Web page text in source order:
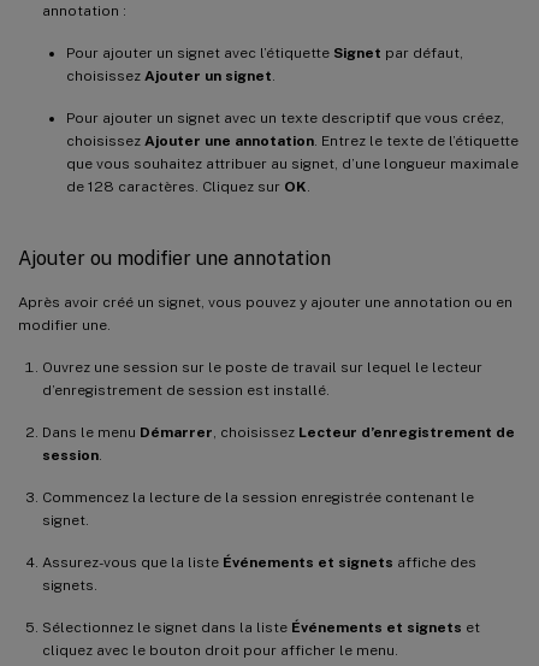
annotation :
Pour ajouter un signet avec l’étiquette Signet par défaut,
choisissez Ajouter un signet
Pour ajouter un signet avec un texte descriptif que vous créez,
choisissez Ajouter une annotation . Entrez le texte de l’étiquette
que vous souhaitez attribuer au signet, d’une longueur maximale
de 128 caractères. Cliquez sur OK
Ajouter ou modifier une annotation
Après avoir créé un signet, vous pouvez y ajouter une annotation ou en
modifier une.
Ouvrez une session sur le poste de travail sur lequel le lecteur
d’enregistrement de session est installé.
Dans le menu Démarrer , choisissez Lecteur d’enregistrement de
session
Commencez la lecture de la session enregistrée contenant le
signet.
Assurez-vous que la liste Événements et signets affiche des
signets.
Sélectionnez le signet dans la liste Événements et signets et
cliquez avec le bouton droit pour afficher le menu.